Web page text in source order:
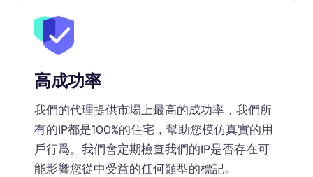
高成功率
我們的代理提供市場上最高的成功率，我們所
有的IP都是100%的住宅，幫助您模仿真實的用
戶行爲。我們會定期檢查我們的IP是否存在可
能影響您從中受益的任何類型的標記。